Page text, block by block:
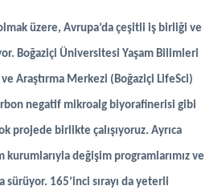
üzere, Avrupa’da çeşitli iş birliği ve
Boğaziçi Üniversitesi Yaşam Bilimleri
Araştırma Merkezi (Boğaziçi LifeSci)
negatif mikroalg biyorafinerisi gibi
projede birlikte çalışıyoruz. Ayrıca
kurumlarıyla değişim programlarımız ve
sürüyor. 165’inci sırayı da yeterli